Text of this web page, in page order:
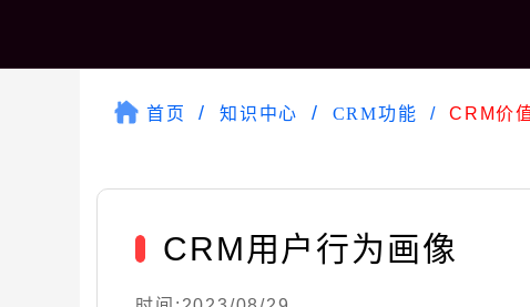
首页 知识中心 CRM功能 CRM价
CRM用户行为画像